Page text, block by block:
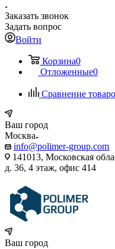
Заказать звонок
Задать вопрос
Войти
Корзина0
Отложенные0
Сравнение
Ваш город
Москва
info@polimer-group.com
141013, Московская
д. 36, 4 этаж, офис 414
Ваш город